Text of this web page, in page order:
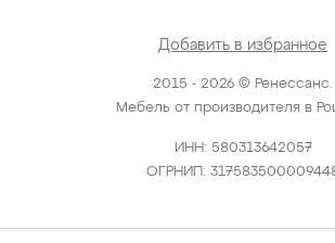
2015 - 2026 © Ренессанс.
Мебель от производителя в
ИНН: 580313642057
ОГРНИП:
Добавить в избранное